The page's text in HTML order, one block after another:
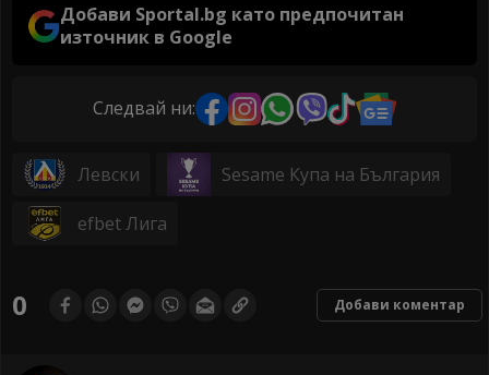
Добави Sportal.bg като предпочитан
източник в Google
Следвай ни:
Левски Sesame Купа на България
efbet Лига
0 Добави коментар